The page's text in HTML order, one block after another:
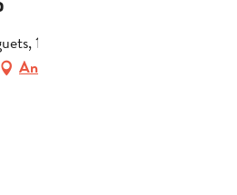
13780 Cuges-les-Pins
Anfahrt